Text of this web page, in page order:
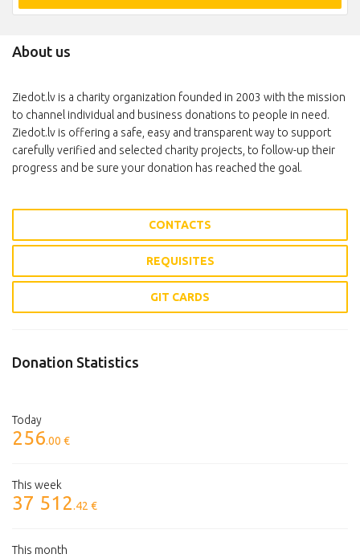
About us
Ziedot.lv is a charity organization founded in 2003 with the mission
to channel individual and business donations to people in need.
Ziedot.lv is offering a safe, easy and transparent way to support
carefully verified and selected charity projects, to follow-up their
progress and be sure your donation has reached the goal.
CONTACTS
REQUISITES
GIT CARDS
Donation Statistics
Today
256.00 €
This week
37 512.42 €
This month